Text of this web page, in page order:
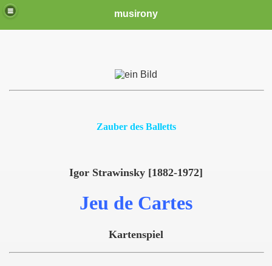
musirony
Zauber des Balletts
Igor Strawinsky [1882-1972]
Jeu de Cartes
Kartenspiel